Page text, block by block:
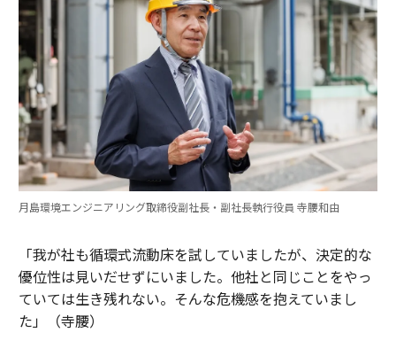
月島環境エンジニアリング取締役副社長・副社長執行役員 寺腰和由
「我が社も循環式流動床を試していましたが、決定的な
優位性は見いだせずにいました。他社と同じことをやっ
ていては生き残れない。そんな危機感を抱えていまし
た」（寺腰）